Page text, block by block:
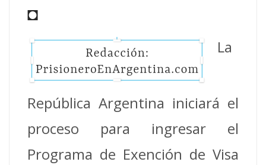
◘
La
República Argentina iniciará el
proceso para ingresar el
Programa de Exención de Visa